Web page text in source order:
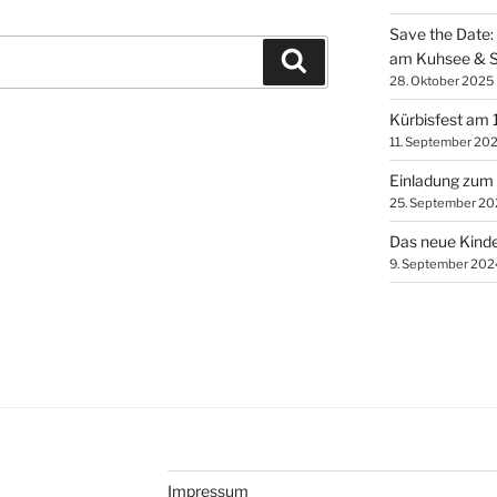
Save the
am Kuhsee &
28. Oktober 2025
Kürbisfest am
11. September
Einladung
25. September
Das neue
9. September
Impressum